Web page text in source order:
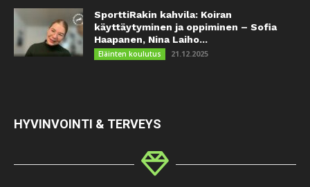
SporttiRakin kahvila: Koiran
käyttäytyminen ja oppiminen – Sofia
Haapanen, Nina Laiho...
Eläinten koulutus 21.12.2025
HYVINVOINTI & TERVEYS